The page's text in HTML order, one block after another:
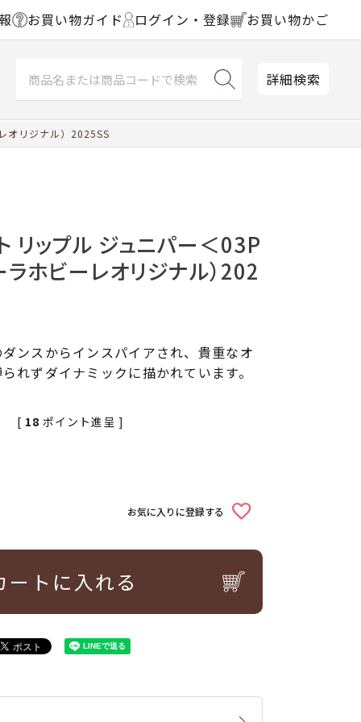
お買い物ガイド ログイン・登録 お買い物かご
詳細検索
オリジナル）2025SS
リップル ジュニパー＜03P
ラホビーレオリジナル）202
ンスからインスパイアされ、貴重なオ
れずダイナミックに描かれています。
[ 18 ポイント進呈 ]
お気に入りに登録する
ートに入れる